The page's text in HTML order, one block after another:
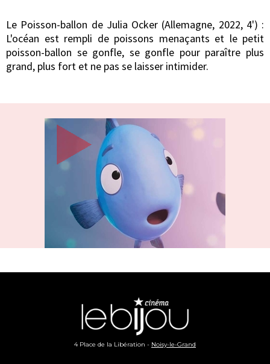
Le Poisson-ballon de Julia Ocker (Allemagne, 2022, 4') :
L'océan est rempli de poissons menaçants et le petit
poisson-ballon se gonfle, se gonfle pour paraître plus
grand, plus fort et ne pas se laisser intimider.
4 Place de la Libération - Noisy-le-Grand